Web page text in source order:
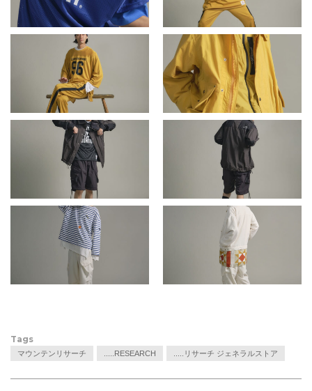
Tags
マウンテンリサーチ .....RESEARCH .....リサーチ ジェネラルストア